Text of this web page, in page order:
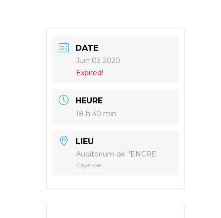
DATE
Juin 03 2020
Expired!
HEURE
18 h 30 min
LIEU
Auditorium de l'ENCRE
Cayenne